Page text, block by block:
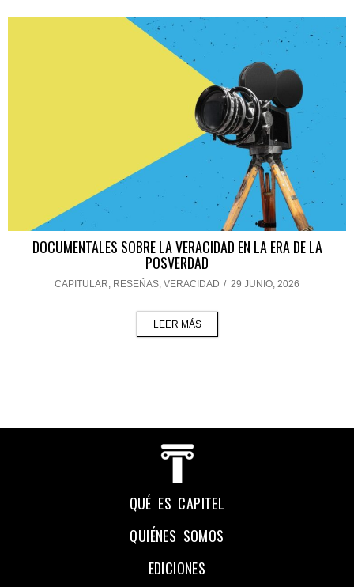
DOCUMENTALES SOBRE LA VERACIDAD EN LA ERA DE LA
POSVERDAD
CAPITULAR, RESEÑAS, VERACIDAD / 29 JUNIO, 2026
LEER MÁS
QUÉ ES CAPITEL
QUIÉNES SOMOS
EDICIONES